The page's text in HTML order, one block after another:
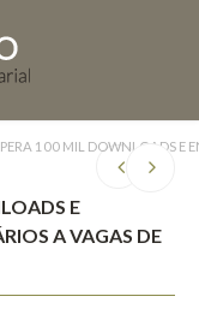
100 MIL DOWNLOADS E
E
A VAGAS DE